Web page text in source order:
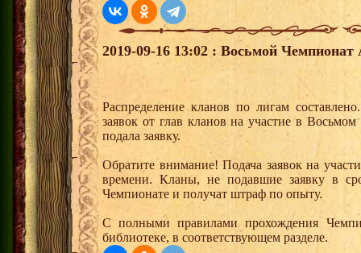
2019-09-16 13:02 : Восьмой
Распределение кланов по лигам
заявок от глав кланов на участие в
подала заявку.
Обратите внимание! Подача заявок на
времени. Кланы, не подавшие заявку в
Чемпионате и получат штраф по опыту.
С полными правилами прохождения
библиотеке, в соответствующем разделе.